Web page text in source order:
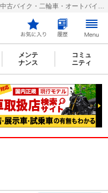
メンテ
ナンス
コミュ
ニティ